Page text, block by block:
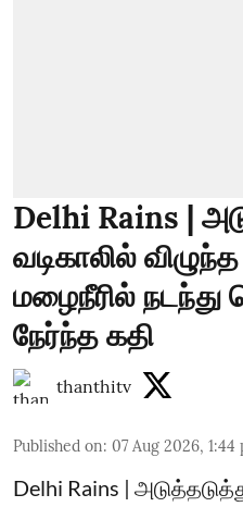
Delhi Rains |
வடிகாலில்
மழைநீரில்
நேர்ந்த கதி
thanthitv
Published on: 07 Aug 2026, 1:44
Delhi Rains |